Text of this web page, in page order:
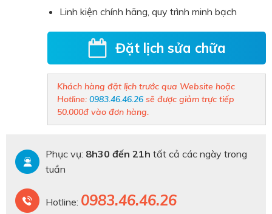
Linh kiện chính hãng, quy trình minh bạch
Đặt lịch sửa chữa
Khách hàng đặt lịch trước qua Website hoặc
Hotline: 0983.46.46.26 sẽ được giảm trực tiếp
50.000đ vào đơn hàng.
Phục vụ: 8h30 đến 21h tất cả các ngày trong
tuần
Hotline: 0983.46.46.26